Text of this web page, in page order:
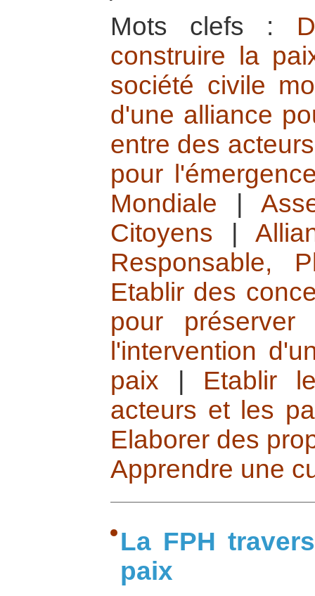
Mots clefs :
construire la
société civile
d'une alliance
entre des
pour
Mondiale
Citoyens |
Responsable,
Etablir des
pour
l'intervention
paix
Etablir
acteurs et les
Elaborer des
Apprendre une
La FPH
paix